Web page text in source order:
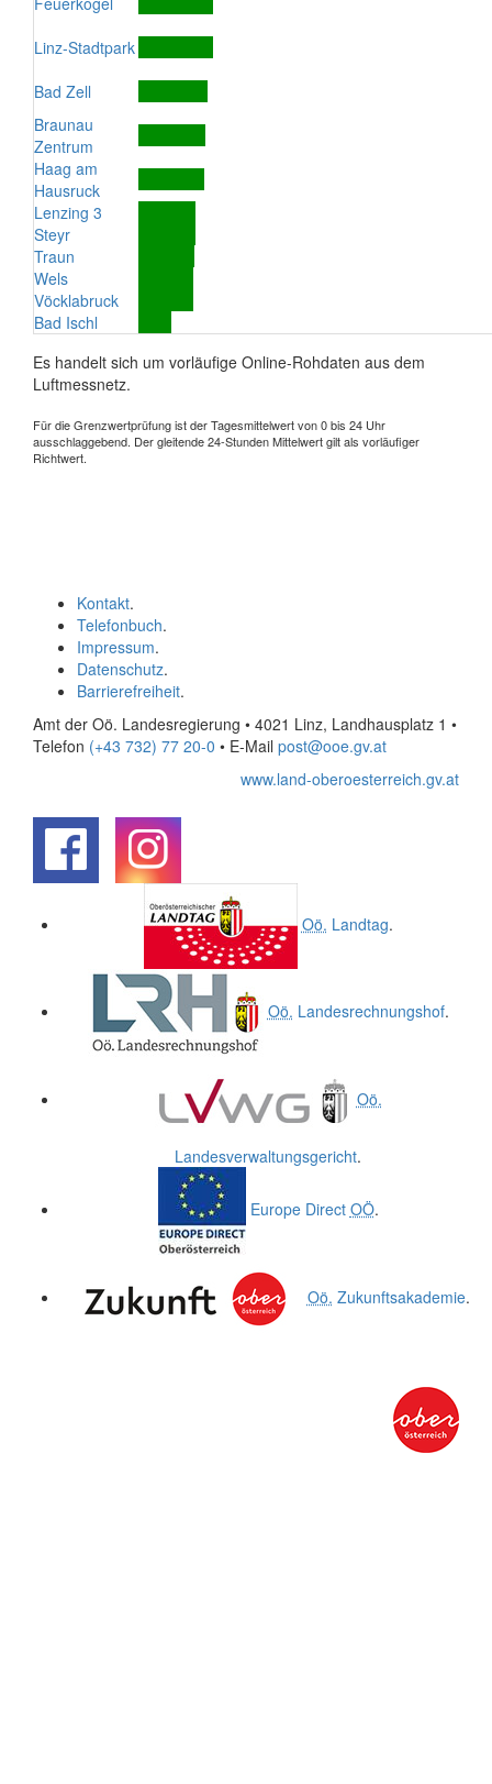
Linz-Stadtpark
Bad Zell
Braunau
Zentrum
Haag am
Hausruck
Lenzing 3
Steyr
Traun
Wels
Vöcklabruck
Bad Ischl
Es handelt sich um vorläufige Online-Rohdaten aus dem
Luftmessnetz.
Für die Grenzwertprüfung ist der Tagesmittelwert von 0 bis 24 Uhr
ausschlaggebend. Der gleitende 24-Stunden Mittelwert gilt als vorläufiger
Richtwert.
Kontakt.
Telefonbuch.
Impressum.
Datenschutz.
Barrierefreiheit.
Amt der Oö. Landesregierung • 4021 Linz, Landhausplatz 1 •
Telefon (+43 732) 77 20-0 • E-Mail post@ooe.gv.at
www.land-oberoesterreich.gv.at
Oö. Landtag.
Oö. Landesrechnungshof.
Oö.
Landesverwaltungsgericht.
Europe Direct OÖ.
Oö. Zukunftsakademie.